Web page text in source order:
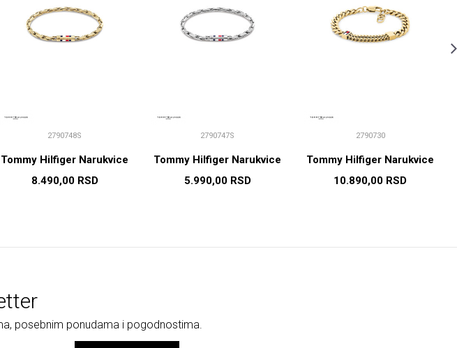
2790748S
Tommy Hilfiger Narukvice
8.490,00 RSD
2790747S
Tommy Hilfiger Narukvice
5.990,00 RSD
2790730
Tommy Hilfiger Narukvice
10.890,00 RSD
posebnim ponudama i pogodnostima.